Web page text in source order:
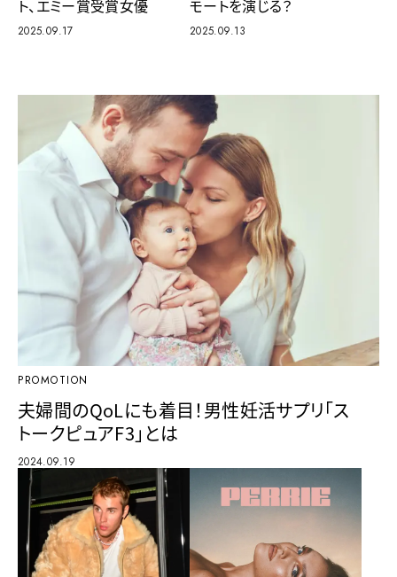
ト、エミー賞受賞女優
2025.09.17
モートを演じる？
2025.09.13
PROMOTION
夫婦間のQoLにも着目！男性妊活サプリ「ス
トークピュアF3」とは
2024.09.19